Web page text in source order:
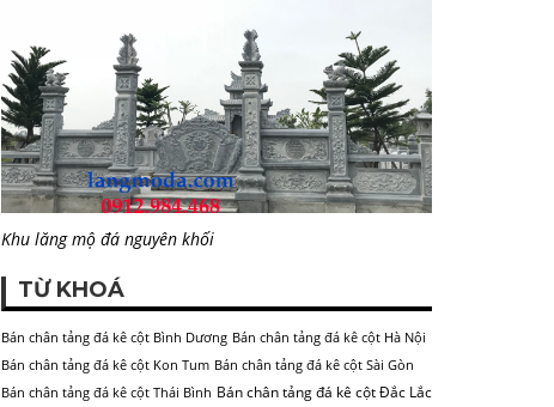
Khu lăng mộ đá nguyên khối
TỪ KHOÁ
Bán chân tảng đá kê cột Bình Dương Bán chân tảng đá kê cột Hà Nội
Bán chân tảng đá kê cột Kon Tum Bán chân tảng đá kê cột Sài Gòn
Bán chân tảng đá kê cột Thái Bình Bán chân tảng đá kê cột Đắc Lắc